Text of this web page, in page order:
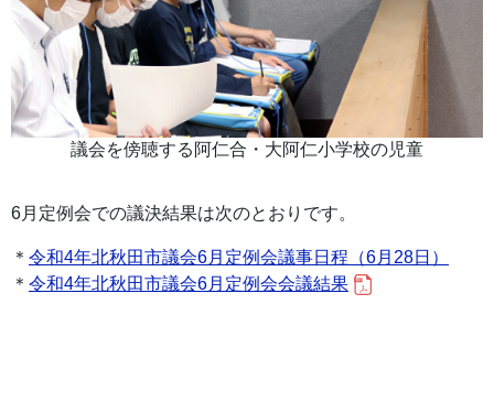
議会を傍聴する阿仁合・大阿仁小学校の児童
6月定例会での議決結果は次のとおりです。
＊ 令和4年北秋田市議会6月定例会議事日程（6月28日）
＊ 令和4年北秋田市議会6月定例会会議結果